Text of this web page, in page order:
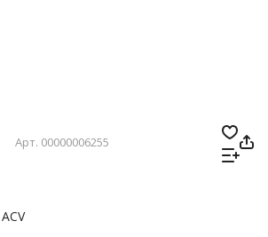
Арт. 00000006255
ACV